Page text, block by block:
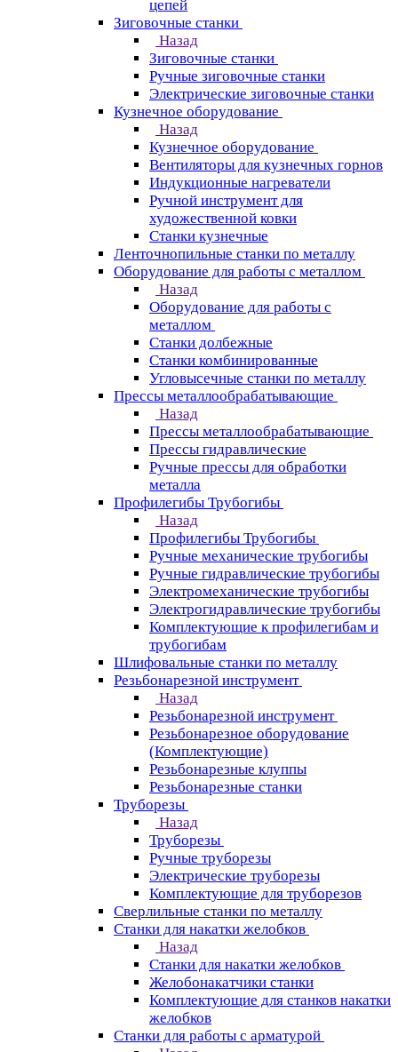
цепей
Зиговочные станки
Назад
Зиговочные станки
Ручные зиговочные станки
Электрические зиговочные станки
Кузнечное оборудование
Назад
Кузнечное оборудование
Вентиляторы для кузнечных горнов
Индукционные нагреватели
Ручной инструмент для
художественной ковки
Станки кузнечные
Ленточнопильные станки по металлу
Оборудование для работы с металлом
Назад
Оборудование для работы с
металлом
Станки долбежные
Станки комбинированные
Угловысечные станки по металлу
Прессы металлообрабатывающие
Назад
Прессы металлообрабатывающие
Прессы гидравлические
Ручные прессы для обработки
металла
Профилегибы Трубогибы
Назад
Профилегибы Трубогибы
Ручные механические трубогибы
Ручные гидравлические трубогибы
Электромеханические трубогибы
Электрогидравлические трубогибы
Комплектующие к профилегибам и
трубогибам
Шлифовальные станки по металлу
Резьбонарезной инструмент
Назад
Резьбонарезной инструмент
Резьбонарезное оборудование
(Комплектующие)
Резьбонарезные клуппы
Резьбонарезные станки
Труборезы
Назад
Труборезы
Ручные труборезы
Электрические труборезы
Комплектующие для труборезов
Сверлильные станки по металлу
Станки для накатки желобков
Назад
Станки для накатки желобков
Желобонакатчики станки
Комплектующие для станков накатки
желобков
Станки для работы с арматурой